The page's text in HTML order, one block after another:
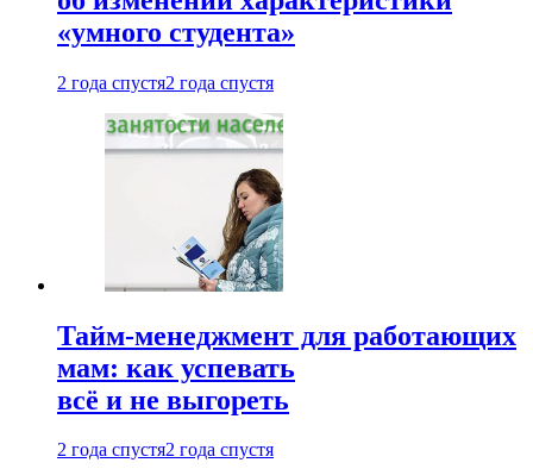
«умного студента»
2 года спустя2 года спустя
Тайм-менеджмент для работающих
мам: как успевать
всё и не выгореть
2 года спустя2 года спустя